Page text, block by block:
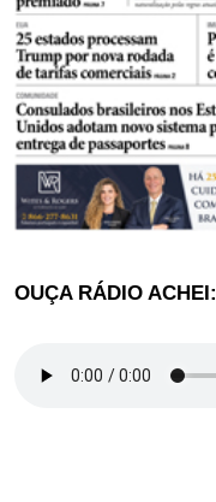
OUÇA RÁDIO ACHEI: